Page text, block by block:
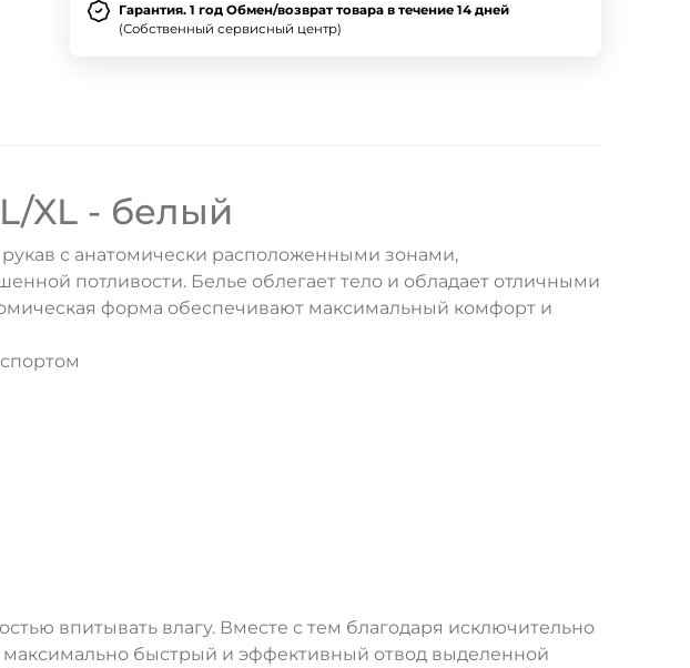
Гарантия. 1 год Обмен/возврат товара в течение 14 дней
(Собственный сервисный центр)
XL - белый
с анатомически расположенными зонами,
потливости. Белье облегает тело и обладает отличными
форма обеспечивают максимальный комфорт и
впитывать влагу. Вместе с тем благодаря исключительно
максимально быстрый и эффективный отвод выделенной